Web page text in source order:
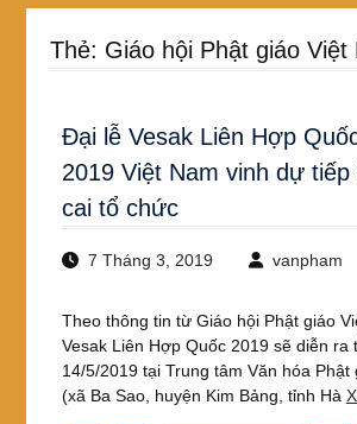
Thẻ: Giáo hội Phật giáo Việt
Đại lễ Vesak Liên Hợp
2019 Việt Nam vinh dự tiếp
cai tổ chức
7 Tháng 3, 2019 vanpham
Theo thông tin từ Giáo hội Phật giáo
Vesak Liên Hợp Quốc 2019 sẽ diễn ra
14/5/2019 tại Trung tâm Văn hóa Phật
(xã Ba Sao, huyện Kim Bảng, tỉnh Hà